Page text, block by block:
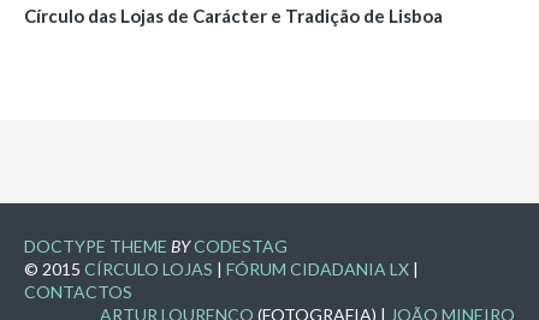
ESTOICISMO E PERSISTÊNCIA
Círculo das Lojas de Carácter e Tradição de Lisboa
DOCTYPE THEME BYCODESTAG
© 2015 CÍRCULO LOJAS | FÓRUM CIDADANIA LX |
CONTACTOS
ARTUR LOURENÇO (FOTOGRAFIA) | JOÃO MINEIRO